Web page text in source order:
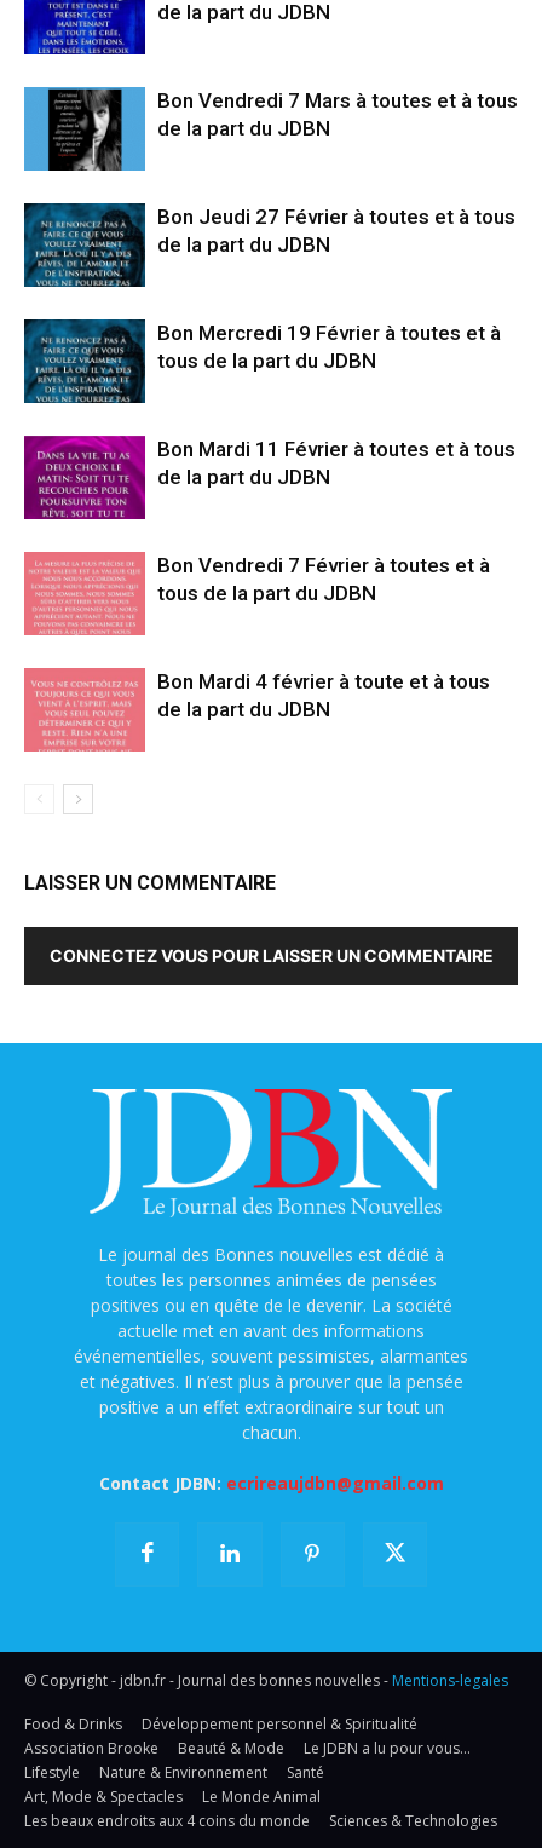
de la part du JDBN
Bon Vendredi 7 Mars à toutes et à tous
de la part du JDBN
Bon Jeudi 27 Février à toutes et à tous
de la part du JDBN
Bon Mercredi 19 Février à toutes et à
tous de la part du JDBN
Bon Mardi 11 Février à toutes et à tous
de la part du JDBN
Bon Vendredi 7 Février à toutes et à
tous de la part du JDBN
Bon Mardi 4 février à toute et à tous
de la part du JDBN
LAISSER UN COMMENTAIRE
CONNECTEZ VOUS POUR LAISSER UN COMMENTAIRE
Le journal des Bonnes nouvelles est dédié à
toutes les personnes animées de pensées
positives ou en quête de le devenir. La société
actuelle met en avant des informations
événementielles, souvent pessimistes, alarmantes
et négatives. Il n’est plus à prouver que la pensée
positive a un effet extraordinaire sur tout un
chacun.
Contact JDBN: ecrireaujdbn@gmail.com
© Copyright - jdbn.fr - Journal des bonnes nouvelles - Mentions-legales
Food & Drinks
Développement personnel & Spiritualité
Association Brooke
Beauté & Mode
Le JDBN a lu pour vous…
Lifestyle
Nature & Environnement
Santé
Art, Mode & Spectacles
Le Monde Animal
Les beaux endroits aux 4 coins du monde
Sciences & Technologies